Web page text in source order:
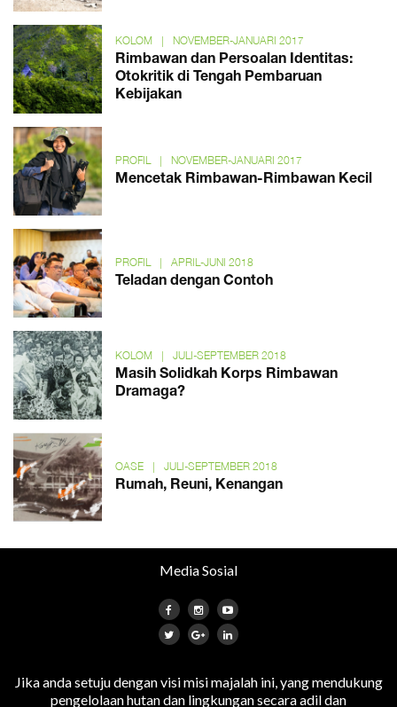
KOLOM | NOVEMBER-JANUARI 2017
Rimbawan dan Persoalan Identitas:
Otokritik di Tengah Pembaruan
Kebijakan
PROFIL | NOVEMBER-JANUARI 2017
Mencetak Rimbawan-Rimbawan Kecil
PROFIL | APRIL-JUNI 2018
Teladan dengan Contoh
KOLOM | JULI-SEPTEMBER 2018
Masih Solidkah Korps Rimbawan
Dramaga?
OASE | JULI-SEPTEMBER 2018
Rumah, Reuni, Kenangan
Media Sosial
Jika anda setuju dengan visi misi majalah ini, yang mendukung
pengelolaan hutan dan lingkungan secara adil dan